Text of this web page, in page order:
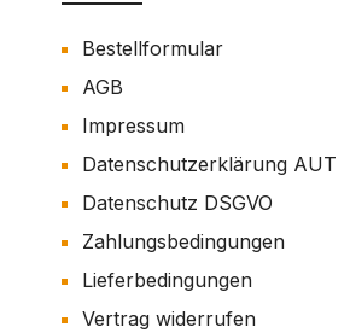
Bestellformular
AGB
Impressum
Datenschutzerklärung AUT
Datenschutz DSGVO
Zahlungsbedingungen
Lieferbedingungen
Vertrag widerrufen